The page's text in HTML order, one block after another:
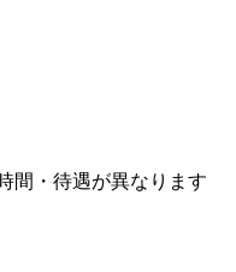
間・待遇が異なります